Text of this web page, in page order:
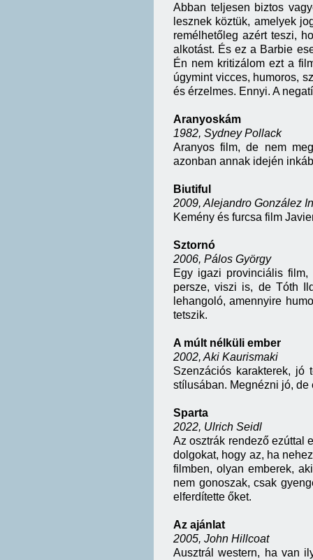
Abban teljesen biztos
lesznek köztük, amelyek
remélhetőleg azért teszi,
alkotást. És ez a Barbie
Én nem kritizálom ezt a
úgymint vicces, humoros,
és érzelmes. Ennyi. A
Aranyoskám
1982, Sydney Pollack
Aranyos film, de nem
azonban annak idején
Biutiful
2009, Alejandro González
Kemény és furcsa film
Sztornó
2006, Pálos György
Egy igazi provinciális
persze, viszi is, de Tóth
lehangoló, amennyire
tetszik.
A múlt nélküli ember
2002, Aki Kaurismaki
Szenzációs karakterek, jó
stílusában. Megnézni jó, de
Sparta
2022, Ulrich Seidl
Az osztrák rendező ezúttal
dolgokat, hogy az, ha
filmben, olyan emberek,
nem gonoszak, csak
elferdítette őket.
Az ajánlat
2005, John Hillcoat
Ausztrál western, ha van